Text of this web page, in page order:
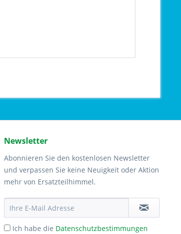
Newsletter
Abonnieren Sie den kostenlosen Newsletter
und verpassen Sie keine Neuigkeit oder Aktion
mehr von Ersatzteilhimmel.
Ich habe die Datenschutzbestimmungen